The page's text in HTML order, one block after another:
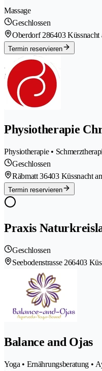
Massage
Geschlossen
Oberdorf 286403 Küssnacht
Termin reservieren
Physiotherapie
Physiotherapie •
Geschlossen
Räbmatt 36403 Küssnacht
Termin reservieren
Praxis
Geschlossen
Seebodenstrasse 266403
Balance and Ojas
Yoga • Ernährungsberatung •